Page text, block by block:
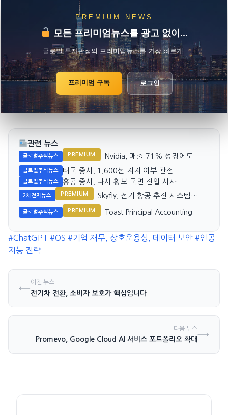
PREMIUM NEWS
모든 프리미엄뉴스를 광고 없이...
글로벌 투자관점의 프리미엄뉴스를 가장 빠르게.
프리미엄 구독 로그인
관련 뉴스
글로벌주식뉴스 PREMIUM
Nvidia, 매출 71% 성장에도 시
장은 성장 정체 기대
글로벌주식뉴스 태국 증시, 1,600선 지지 여부 관전
글로벌주식뉴스 홍콩 증시, 다시 횡보 국면 진입 시사
2차전지뉴스 PREMIUM
Skyfly, 전기 항공 추진 시스템
OEM 공급 확대
글로벌주식뉴스 PREMIUM
Toast Principal Accounting
시선은?
#ChatGPT #OS #기업 재무, 상호운용성, 데이터 보안 #인공
지능 전략
←이전 뉴스
전기차 전환, 소비자 보호가 핵심입니다
다음 뉴스
Promevo, Google Cloud AI 서비스 포트폴리오 확대→